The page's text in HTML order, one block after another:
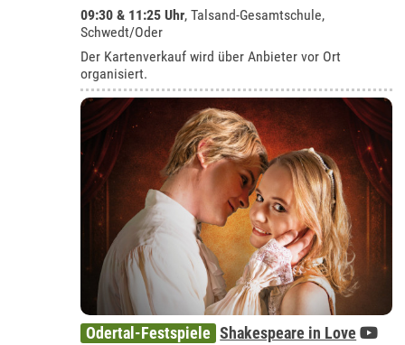
09:30 & 11:25 Uhr,Talsand-Gesamtschule,
Schwedt/Oder
Der Kartenverkauf wird über Anbieter vor Ort
organisiert.
Odertal-Festspiele Shakespeare in Love